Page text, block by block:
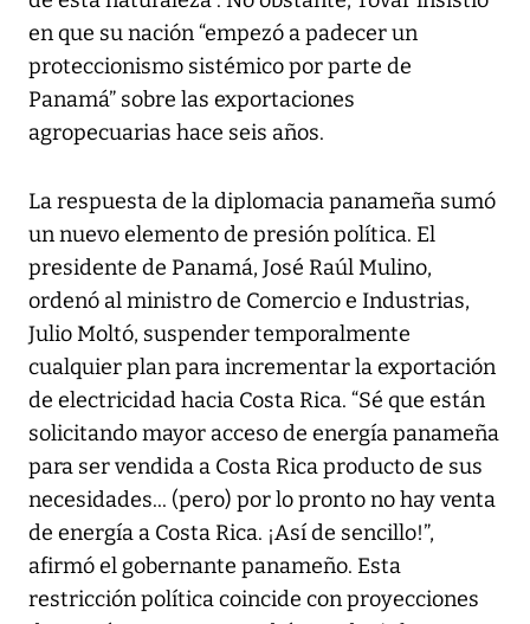
en que su nación “empezó a padecer un
proteccionismo sistémico por parte de
Panamá” sobre las exportaciones
agropecuarias hace seis años.
La respuesta de la diplomacia panameña sumó
un nuevo elemento de presión política. El
presidente de Panamá, José Raúl Mulino,
ordenó al ministro de Comercio e Industrias,
Julio Moltó, suspender temporalmente
cualquier plan para incrementar la exportación
de electricidad hacia Costa Rica. “Sé que están
solicitando mayor acceso de energía panameña
para ser vendida a Costa Rica producto de sus
necesidades... (pero) por lo pronto no hay venta
de energía a Costa Rica. ¡Así de sencillo!”,
afirmó el gobernante panameño. Esta
restricción política coincide con proyecciones